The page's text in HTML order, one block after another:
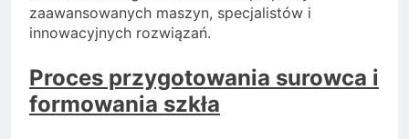
zaawansowanych maszyn, specjalistów i
innowacyjnych rozwiązań.
Proces przygotowania surowca i
formowania szkła